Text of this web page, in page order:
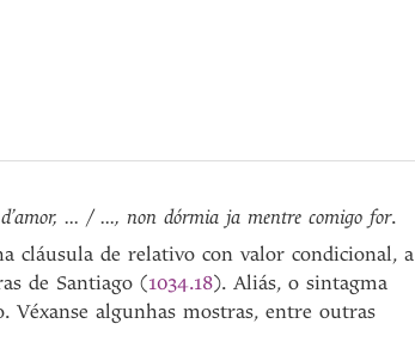
... / ..., non dórmia ja mentre comigo for.
cláusula de relativo con valor condicional, a
de Santiago (1034.18). Aliás, o sintagma
Véxanse algunhas mostras, entre outras